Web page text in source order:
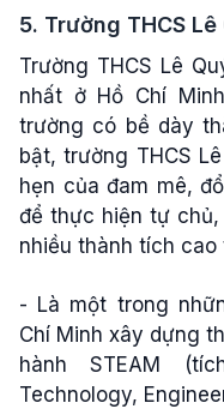
5. Trường THCS
Trường THCS Lê
nhất ở Hồ Chí
trường có bề dày
bật, trường THCS
hẹn của đam mê,
để thực hiện tự
nhiều thành tích
- Là một trong
Chí Minh xây dựng
hành STEAM
Technology,